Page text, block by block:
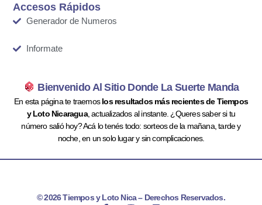
Accesos Rápidos
Generador de Numeros
Informate
Bienvenido Al Sitio Donde La Suerte Manda
En esta página te traemoslos resultados más recientes de Tiempos
y Loto Nicaragua, actualizados al instante. ¿Queres saber si tu
número salió hoy? Acá lo tenés todo: sorteos de la mañana, tarde y
noche, en un solo lugar y sin complicaciones.
© 2026 Tiempos y Loto Nica – Derechos Reservados.